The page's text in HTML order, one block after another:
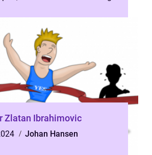
Zlatan Ibrahimovic
Johan Hansen